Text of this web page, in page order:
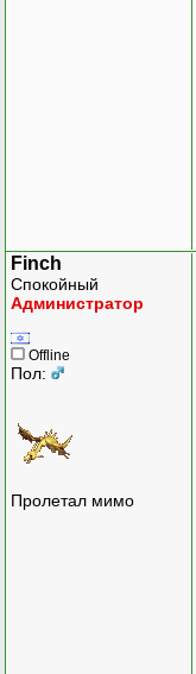
Finch
Спокойный
Администратор
Offline
Пол:
Пролетал мимо